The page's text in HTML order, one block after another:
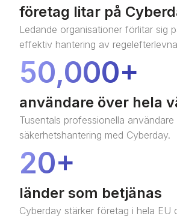
företag litar på
Ledande organisationer förlitar sig
effektiv hantering av
50,000+
användare över hela
Tusentals professionella
säkerhetshantering med Cyberday.
20+
länder som betjänas
Cyberday stärker företag i hela EU